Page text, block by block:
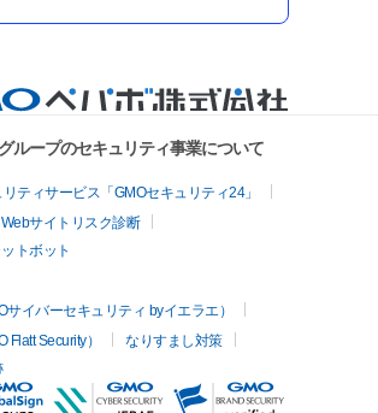
ループのセキュリティ事業について
ティサービス「GMOセキュリティ24」
Webサイトリスク診断
トボット
イバーセキュリティ byイエラエ）
Security）
なりすまし対策